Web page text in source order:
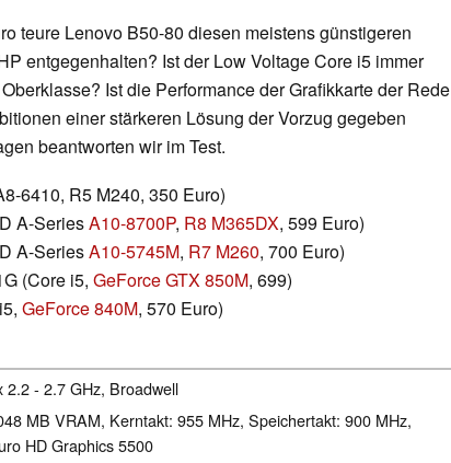
teure Lenovo B50-80 diesen meistens günstigeren
entgegenhalten? Ist der Low Voltage Core i5 immer
Ist die Performance der Grafikkarte der Rede
einer stärkeren Lösung der Vorzug gegeben
beantworten wir im Test.
6410, R5 M240, 350 Euro)
A-SeriesA10-8700P, R8 M365DX, 599 Euro)
A-SeriesA10-5745M, R7 M260, 700 Euro)
(Core i5, GeForce GTX 850M, 699)
GeForce 840M, 570 Euro)
2.2 - 2.7 GHz, Broadwell
MB VRAM, Kerntakt: 955 MHz, Speichertakt: 900 MHz,
HD Graphics 5500